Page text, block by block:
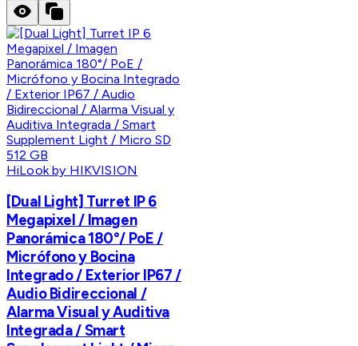
HiLook by HIKVISION
[Dual Light] Turret IP 6
Megapixel / Imagen
Panorámica 180°/ PoE /
Micrófono y Bocina
Integrado / Exterior IP67 /
Audio Bidireccional /
Alarma Visual y Auditiva
Integrada / Smart